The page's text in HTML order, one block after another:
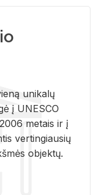
unikalų
į UNESCO
metais ir į
vertingiausių
objektų.